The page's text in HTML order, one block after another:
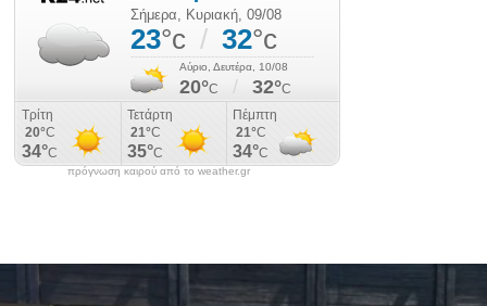
πρόγνωση καιρού από το weather.gr